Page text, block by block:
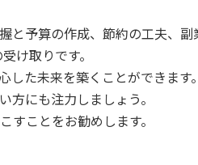
と予算の作成、節約の工夫、副
け取りです。
した未来を築くことができます。
方にも注力しましょう。
すことをお勧めします。